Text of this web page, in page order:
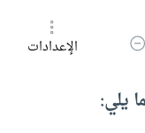
تقليل حجم الخطالإعدادات
يلي: